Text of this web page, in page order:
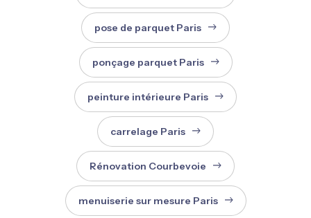
pose de parquet Paris
ponçage parquet Paris
peinture intérieure Paris
carrelage Paris
Rénovation Courbevoie
menuiserie sur mesure Paris